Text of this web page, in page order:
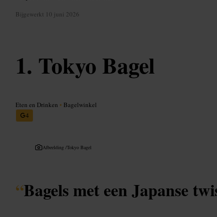
Bijgewerkt 10 juni 2026
Tokyo Bagel
Eten en Drinken • Bagelwinkel
4
Afbeelding /Tokyo Bagel
“Bagels met een Japanse